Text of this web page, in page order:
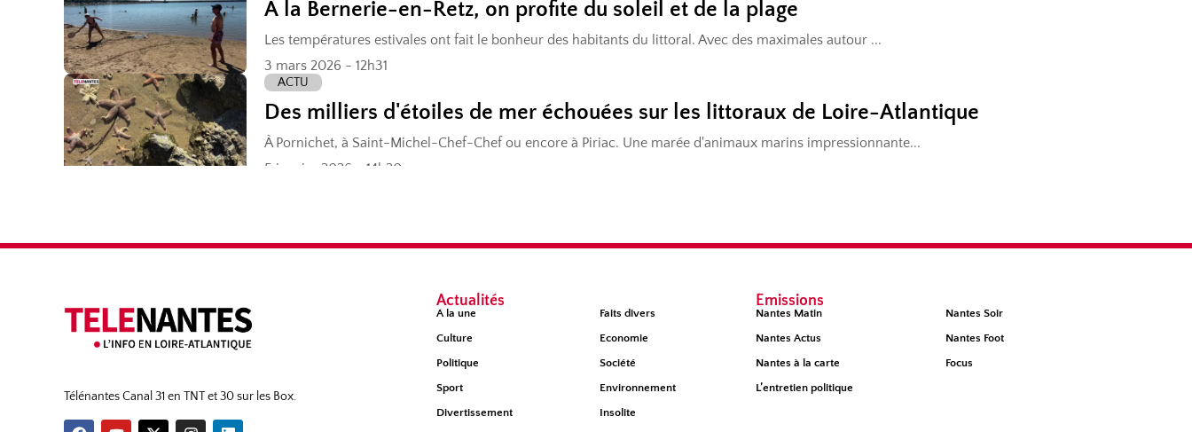
Télénantes Canal 31 en TNT et 30 sur les Box.
Actualités
À la une
Faits divers
Culture
Economie
Politique
Société
Sport
Environnement
Divertissement
Insolite
Émissions
Nantes Matin
Nantes Soir
Nantes Actus
Nantes Foot
Nantes à la carte
Focus
L’entretien politique